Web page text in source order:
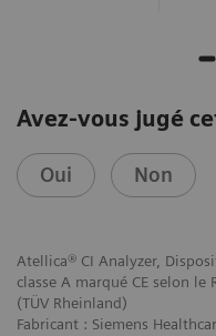
Avez-vous jugé
Oui Non
Atellica® CI Analyzer,
classe A marqué CE selon le
(TÜV Rheinland)
Fabricant : Siemens